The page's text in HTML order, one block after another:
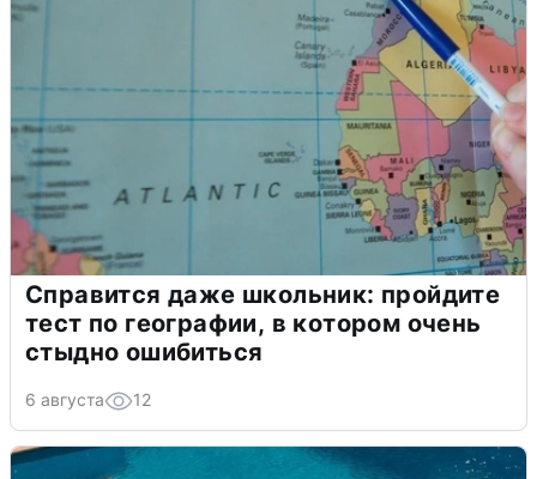
Справится даже школьник: пройдите
тест по географии, в котором очень
стыдно ошибиться
6 августа 12